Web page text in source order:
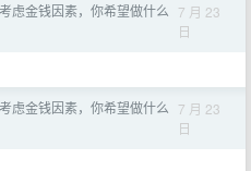
虑金钱因素，你希望做什么 7 月 23
日
虑金钱因素，你希望做什么 7 月 23
日